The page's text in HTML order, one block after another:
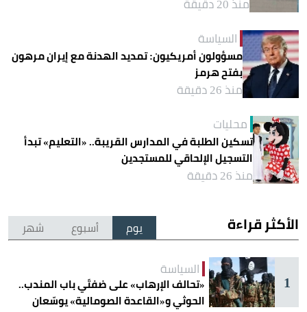
السياسة
مسؤولون أمريكيون: تمديد الهدنة مع إيران مرهون
بفتح هرمز
منذ 26 دقيقة
محليات
تسكين الطلبة في المدارس القريبة.. «التعليم» تبدأ
التسجيل الإلحاقي للمستجدين
منذ 26 دقيقة
الأكثر قراءة يوم أسبوع شهر
1
السياسة
«تحالف الإرهاب» على ضفتَي باب المندب..
الحوثي و«القاعدة الصومالية» يوسّعان